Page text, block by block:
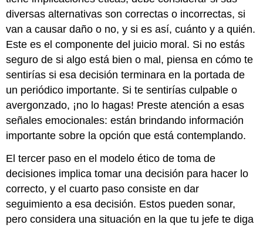
diversas alternativas son correctas o incorrectas, si
van a causar daño o no, y si es así, cuánto y a quién.
Este es el componente del juicio moral. Si no estás
seguro de si algo está bien o mal, piensa en cómo te
sentirías si esa decisión terminara en la portada de
un periódico importante. Si te sentirías culpable o
avergonzado, ¡no lo hagas! Preste atención a esas
señales emocionales: están brindando información
importante sobre la opción que está contemplando.
El tercer paso en el modelo ético de toma de
decisiones implica tomar una decisión para hacer lo
correcto, y el cuarto paso consiste en dar
seguimiento a esa decisión. Estos pueden sonar,
pero considera una situación en la que tu jefe te diga